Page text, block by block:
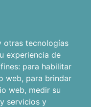
otras tecnologías
experiencia de
para habilitar
web, para brindar
web, medir su
servicios y